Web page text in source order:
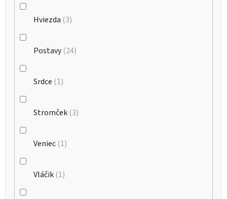
Hviezda 3
Postavy 24
Srdce 1
Stromček 3
Veniec 1
Vláčik 1